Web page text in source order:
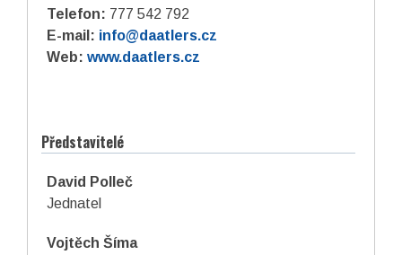
Telefon: 777 542 792
E-mail: info@daatlers.cz
Web: www.daatlers.cz
Představitelé
David Polleč
Jednatel
Vojtěch Šíma